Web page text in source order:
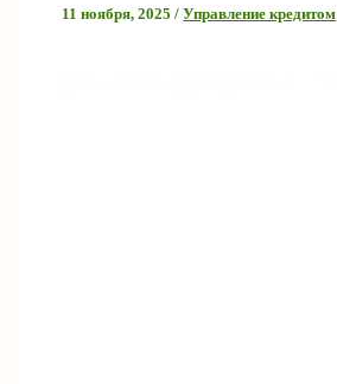
11 ноября, 2025/Управление кредитом